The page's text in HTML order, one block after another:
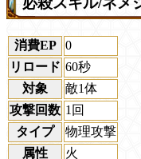
消費EP
0
リロード 60秒
対象
敵1体
攻撃回数 1回
タイプ
物理攻撃
属性
火